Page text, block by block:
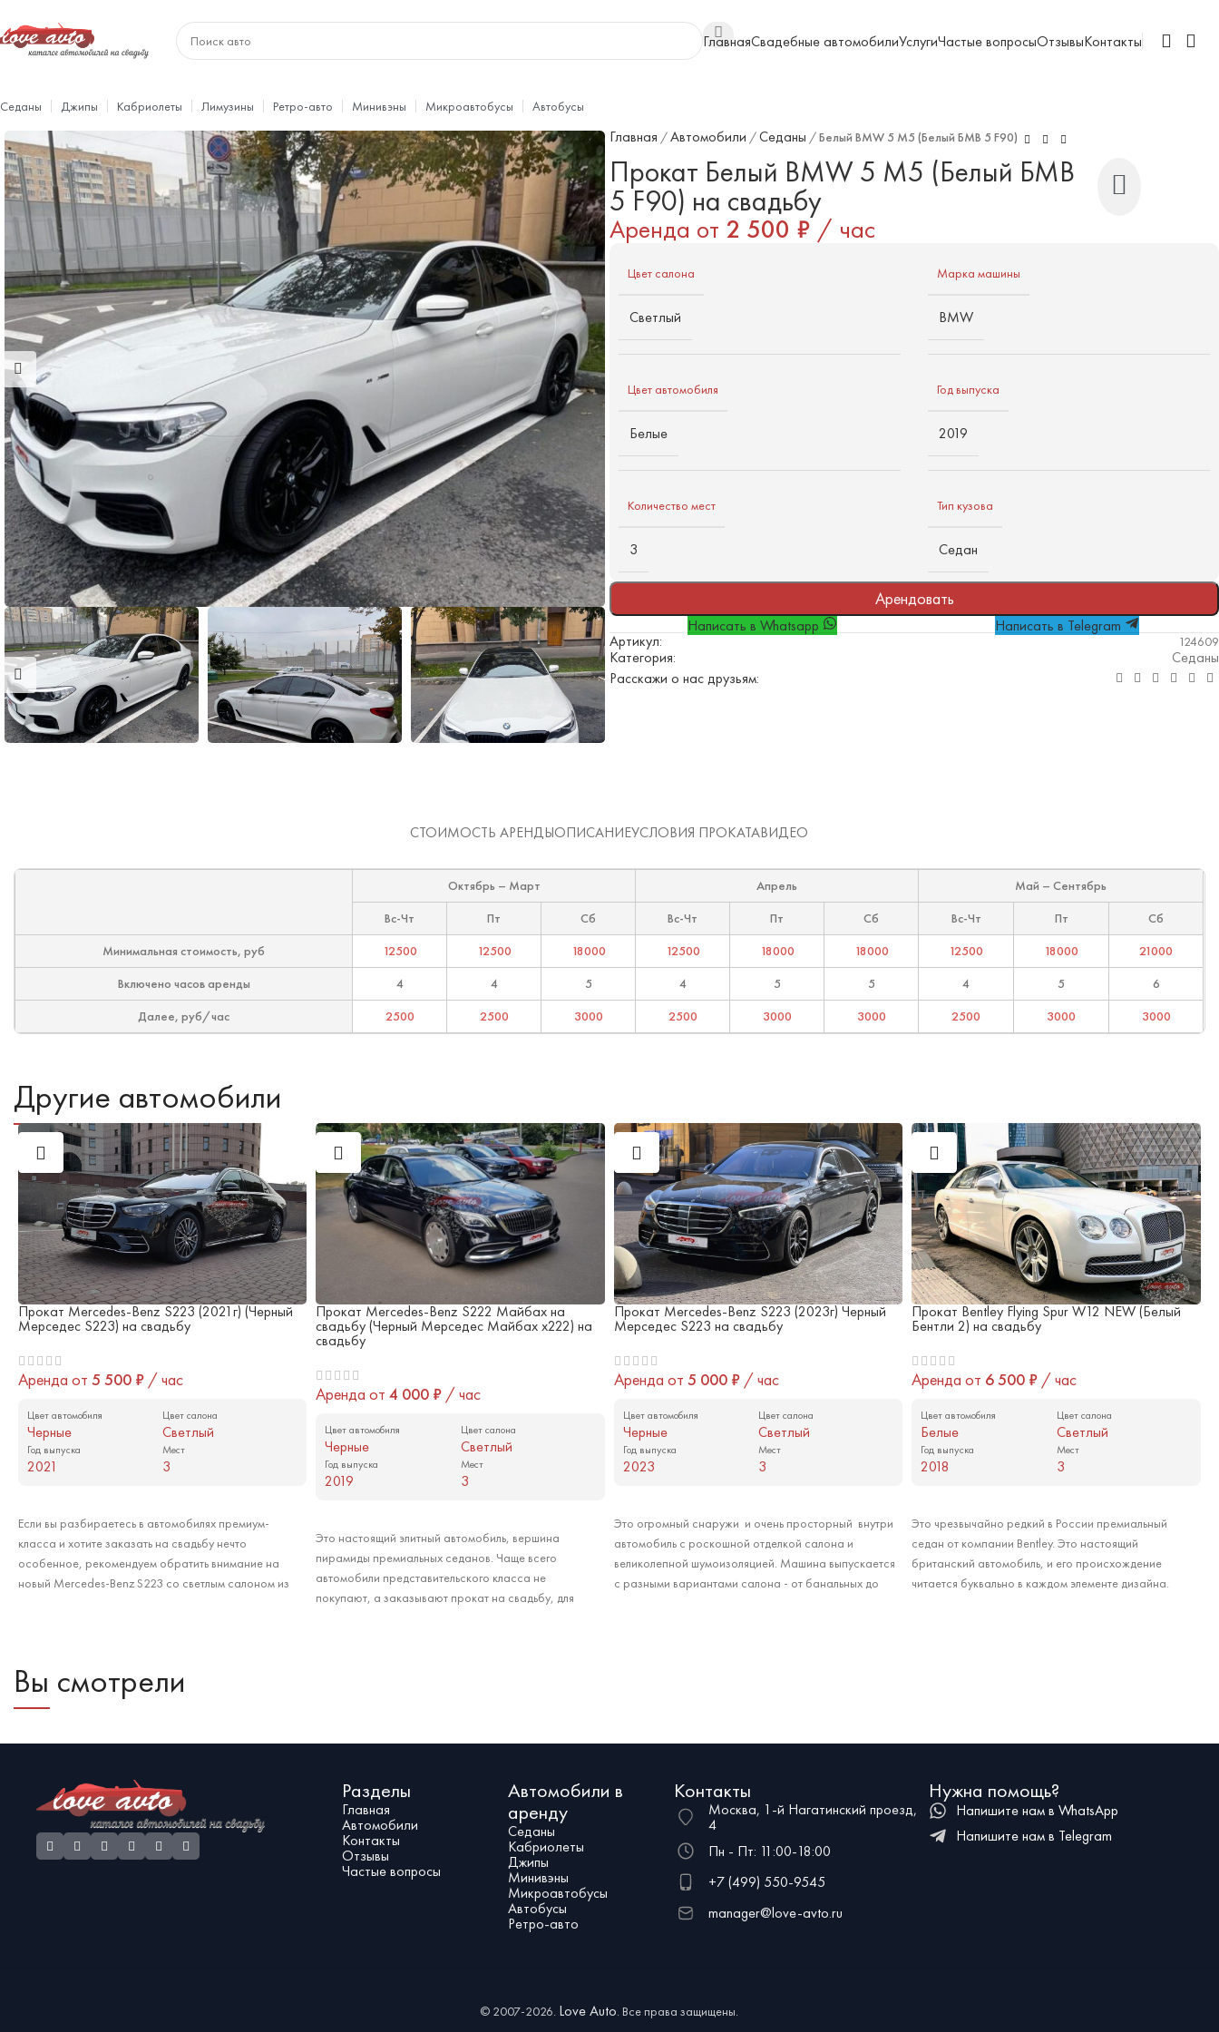
ГлавнаяСвадебные автомобилиУслугиЧастые вопросыОтзывыКонтакты
Седаны Джипы Кабриолеты Лимузины Ретро-авто Минивэны Микроавтобусы Автобусы
Главная /Автомобили /Седаны /Белый BMW 5 M5 (Белый БМВ 5 F90)
Прокат Белый BMW 5 M5 (Белый БМВ
5 F90) на свадьбу
Аренда от 2 500 ₽ / час
Цвет салона
Светлый
Марка машины
BMW
Цвет автомобиля
Белые
Год выпуска
2019
Количество мест
3
Тип кузова
Седан
Арендовать
Написать в Whatsapp
Написать в Telegram
Артикул:
124609
Категория:
Седаны
Расскажи о нас друзьям:
СТОИМОСТЬ АРЕНДЫОПИСАНИЕУСЛОВИЯ ПРОКАТАВИДЕО
Октябрь – Март Апрель
Май – Сентябрь
Вс-Чт
Пт Сб Вс-Чт Пт Сб Вс-Чт Пт
Сб
Минимальная стоимость, руб
12500 12500 18000 12500 18000 18000 12500 18000
21000
Включено часов аренды
4 4 5 4 5 5 4 5
6
Далее, руб/час
2500 2500 3000 2500 3000 3000 2500 3000 3000
Другие автомобили
Прокат Mercedes-Benz S223 (2021г) (Черный
Мерседес S223) на свадьбу
Аренда от 5 500 ₽ / час
Цвет автомобиля
Черные
Цвет салона
Светлый
Год выпуска
2021
Мест
3
Если вы разбираетесь в автомобилях премиум-
класса и хотите заказать на свадьбу нечто
особенное, рекомендуем обратить внимание на
новый Mercedes-Benz S223 со светлым салоном из
нанять такой автомобиль недёшево, но поверьте, он
сможет стать достойным украшением вашего
Прокат Mercedes-Benz S222 Майбах на
свадьбу (Черный Мерседес Майбах x222) на
свадьбу
Аренда от4 000 ₽ / час
Цвет автомобиля
Черные
Цвет салона
Светлый
Год выпуска
2019
Мест
3
Это настоящий элитный автомобиль, вершина
пирамиды премиальных седанов. Чаще всего
автомобили представительского класса не
покупают, а заказывают прокат на свадьбу, для
Прокат Mercedes-Benz S223 (2023г) Черный
Мерседес S223 на свадьбу
Аренда от 5 000 ₽/ час
Цвет автомобиля
Черные
Цвет салона
Светлый
Год выпуска
2023
Мест
3
Это огромный снаружи и очень просторный внутри
автомобиль с роскошной отделкой салона и
великолепной шумоизоляцией. Машина выпускается
с разными вариантами салона - от банальных до
Прокат Bentley Flying Spur W12 NEW (Белый
Бентли 2) на свадьбу
Аренда от 6 500 ₽ / час
Цвет автомобиля
Белые
Цвет салона
Светлый
Год выпуска
2018
Мест
3
Это чрезвычайно редкий в России премиальный
седан от компании Bentley. Это настоящий
британский автомобиль, и его происхождение
читается буквально в каждом элементе дизайна.
Вы смотрели
Разделы
Главная
Автомобили
Контакты
Отзывы
Частые вопросы
Автомобили в
аренду
Седаны
Кабриолеты
Джипы
Минивэны
Микроавтобусы
Автобусы
Ретро-авто
Контакты
Москва, 1-й Нагатинский проезд,
4
Пн - Пт: 11:00-18:00
+7 (499) 550-9545
manager@love-avto.ru
Нужна помощь?
Напишите нам в WhatsApp
Напишите нам в Telegram
© 2007-2026. Love Auto . Все права защищены.